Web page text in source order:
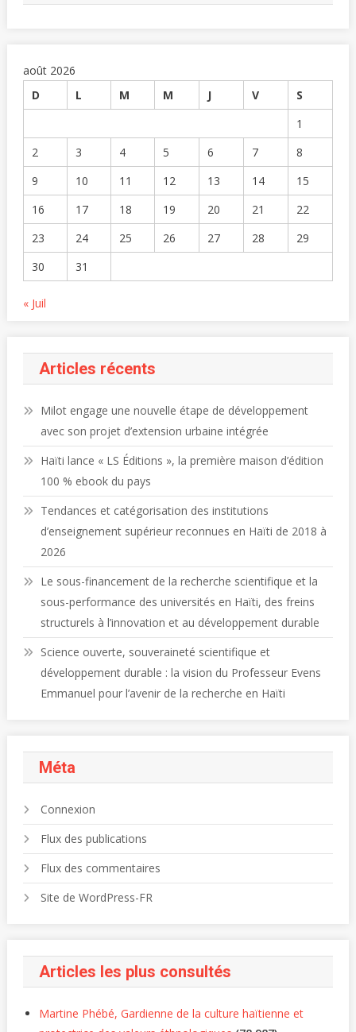
août 2026
D
L M M J V
S
1
2
3 4 5 6 7
8
9
10 11 12 13 14
15
16
17 18 19 20 21
22
23
24 25 26 27 28
29
30
31
« Juil
Articles récents
Milot engage une nouvelle étape de développement
avec son projet d’extension urbaine intégrée
Haïti lance « LS Éditions », la première maison d’édition
100 % ebook du pays
Tendances et catégorisation des institutions
d’enseignement supérieur reconnues en Haïti de 2018 à
2026
Le sous-financement de la recherche scientifique et la
sous-performance des universités en Haïti, des freins
structurels à l’innovation et au développement durable
Science ouverte, souveraineté scientifique et
développement durable : la vision du Professeur Evens
Emmanuel pour l’avenir de la recherche en Haïti
Méta
Connexion
Flux des publications
Flux des commentaires
Site de WordPress-FR
Articles les plus consultés
Martine Phébé, Gardienne de la culture haïtienne et